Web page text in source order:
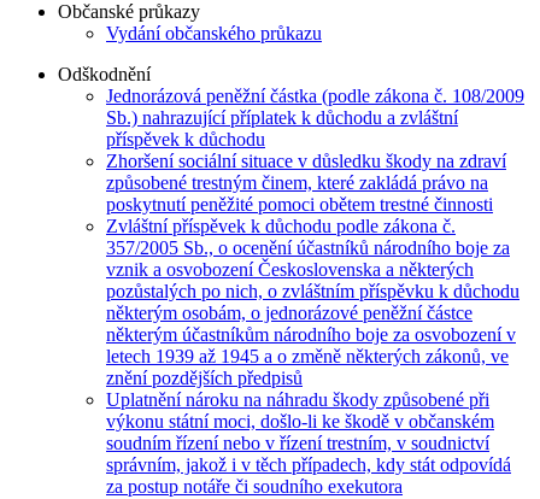
Občanské průkazy
Vydání občanského průkazu
Odškodnění
Jednorázová peněžní částka (podle zákona č. 108/2009
Sb.) nahrazující příplatek k důchodu a zvláštní
příspěvek k důchodu
Zhoršení sociální situace v důsledku škody na zdraví
způsobené trestným činem, které zakládá právo na
poskytnutí peněžité pomoci obětem trestné činnosti
Zvláštní příspěvek k důchodu podle zákona č.
357/2005 Sb., o ocenění účastníků národního boje za
vznik a osvobození Československa a některých
pozůstalých po nich, o zvláštním příspěvku k důchodu
některým osobám, o jednorázové peněžní částce
některým účastníkům národního boje za osvobození v
letech 1939 až 1945 a o změně některých zákonů, ve
znění pozdějších předpisů
Uplatnění nároku na náhradu škody způsobené při
výkonu státní moci, došlo-li ke škodě v občanském
soudním řízení nebo v řízení trestním, v soudnictví
správním, jakož i v těch případech, kdy stát odpovídá
za postup notáře či soudního exekutora